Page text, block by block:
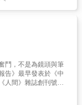
鬥，不是為鏡頭與筆
告》最早發表於《中
人間》雜誌創刊號連
扎──八尺門阿美族生